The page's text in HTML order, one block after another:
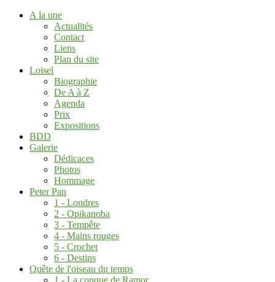
A la une
Actualités
Contact
Liens
Plan du site
Loisel
Biographie
De A à Z
Agenda
Prix
Expositions
BDD
Galerie
Dédicaces
Photos
Hommage
Peter Pan
1 - Londres
2 - Opikanoba
3 - Tempête
4 - Mains rouges
5 - Crochet
6 - Destins
Quête de l'oiseau du temps
1 - La conque de Ramor